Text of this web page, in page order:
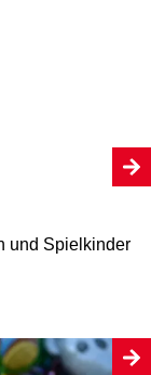
und Spielkinder